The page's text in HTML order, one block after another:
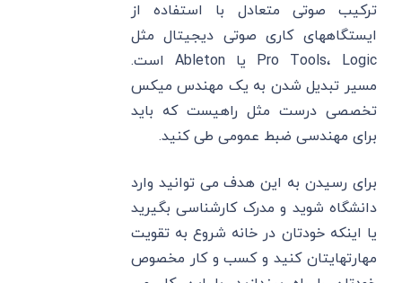
ترکیب صوتی متعادل با استفاده از
ایستگاههای کاری صوتی دیجیتال مثل
Pro Tools، Logic یا Ableton است.
مسیر تبدیل شدن به یک مهندس میکس
تخصصی درست مثل راهیست که باید
برای مهندسی ضبط عمومی طی کنید.
برای رسیدن به این هدف می توانید وارد
دانشگاه شوید و مدرک کارشناسی بگیرید
یا اینکه خودتان در خانه شروع به تقویت
مهارتهایتان کنید و کسب و کار مخصوص